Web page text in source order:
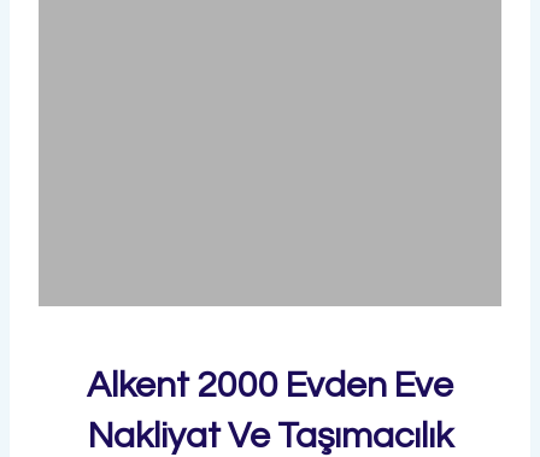
Alkent 2000 Evden Eve
Nakliyat Ve Taşımacılık